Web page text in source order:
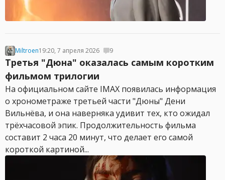
Miltroen19:20, 7 апреля 2026 9
Третья "Дюна" оказалась самым коротким
фильмом трилогии
На официальном сайте IMAX появилась информация
о хронометраже третьей части "Дюны" Дени
Вильнёва, и она наверняка удивит тех, кто ожидал
трёхчасовой эпик. Продолжительность фильма
составит 2 часа 20 минут, что делает его самой
короткой картиной...